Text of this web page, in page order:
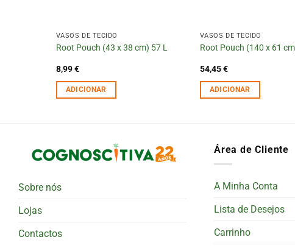
VASOS DE TECIDO
Root Pouch (43 x 38 cm) 57 L
8,99€
ADICIONAR
VASOS DE TECIDO
Root Pouch (140 x 61
54,45€
ADICIONAR
Sobre nós
Lojas
Contactos
Área de Cliente
A Minha Conta
Lista de Desejos
Carrinho